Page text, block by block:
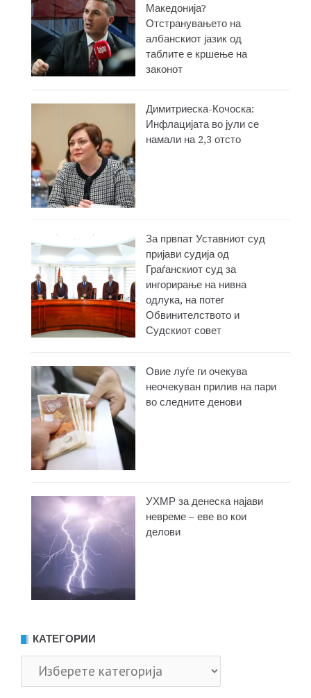
Македонија?
Отстранувањето на
албанскиот јазик од
таблите е кршење на
законот
Димитриеска-Кочоска:
Инфлацијата во јули се
намали на 2,3 отсто
За првпат Уставниот суд
пријави судија од
Граѓанскиот суд за
ингорирање на нивна
одлука, на потег
Обвинителството и
Судскиот совет
Овие луѓе ги очекува
неочекуван прилив на пари
во следните денови
УХМР за денеска најави
невреме – еве во кои
делови
КАТЕГОРИИ
Категории